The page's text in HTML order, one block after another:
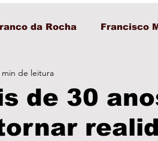
da Rocha Francisco
Informe Publicitário
de 30
min de leitura